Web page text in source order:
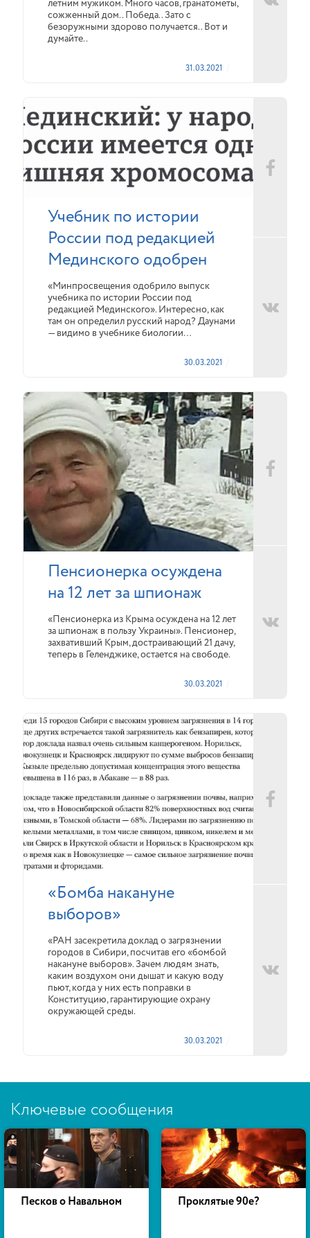
летним мужиком. Много часов, гранатометы,
сожженный дом.. Победа.. Зато с
безоружными здорово получается.. Вот и
думайте..
31.03.2021
Учебник по истории
России под редакцией
Мединского одобрен
«Минпросвещения одобрило выпуск
учебника по истории России под
редакцией Мединского». Интересно, как
там он определил русский народ? Даунами
— видимо в учебнике биологии…
30.03.2021
Пенсионерка осуждена
на 12 лет за шпионаж
«Пенсионерка из Крыма осуждена на 12 лет
за шпионаж в пользу Украины». Пенсионер,
захвативший Крым, достраивающий 21 дачу,
теперь в Геленджике, остается на свободе.
30.03.2021
«Бомба накануне
выборов»
«РАН засекретила доклад о загрязнении
городов в Сибири, посчитав его «бомбой
накануне выборов». Зачем людям знать,
каким воздухом они дышат и какую воду
пьют, когда у них есть поправки в
Конституцию, гарантирующие охрану
окружающей среды.
30.03.2021
Ключевые сообщения
Песков о Навальном Проклятые 90е?